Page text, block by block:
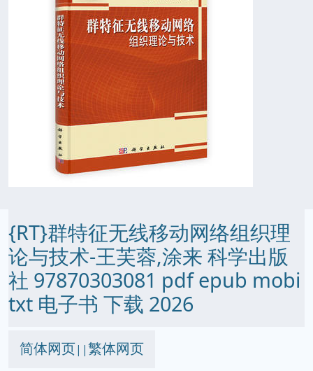
{RT}群特征无线移动网络组织理
论与技术-王芙蓉,涂来 科学出版
社 97870303081 pdf epub mobi
txt 电子书 下载 2026
简体网页||繁体网页